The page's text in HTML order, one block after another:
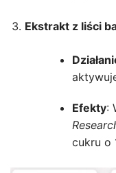
Ekstrakt z liści
Efekty:
cukru o